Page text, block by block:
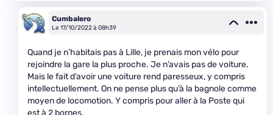
Cumbalero
Le 17/10/2022 à 08h39
Quand je n’habitais pas à Lille, je prenais mon vélo pour
rejoindre la gare la plus proche. Je n’avais pas de voiture.
Mais le fait d’avoir une voiture rend paresseux, y compris
intellectuellement. On ne pense plus qu’à la bagnole comme
moyen de locomotion. Y compris pour aller à la Poste qui